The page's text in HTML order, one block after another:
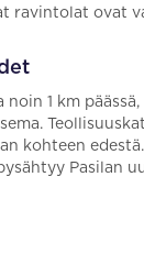
ravintolat ovat
noin 1 km
kohteen
Pasilan